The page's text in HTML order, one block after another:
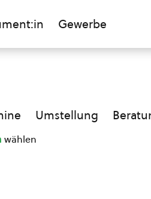
Gewerbe
Umstellung
wählen